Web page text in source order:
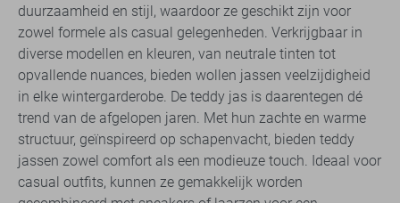
duurzaamheid en stijl, waardoor ze geschikt zijn voor
zowel formele als casual gelegenheden. Verkrijgbaar in
diverse modellen en kleuren, van neutrale tinten tot
opvallende nuances, bieden wollen jassen veelzijdigheid
in elke wintergarderobe. De teddy jas is daarentegen dé
trend van de afgelopen jaren. Met hun zachte en warme
structuur, geïnspireerd op schapenvacht, bieden teddy
jassen zowel comfort als een modieuze touch. Ideaal voor
casual outfits, kunnen ze gemakkelijk worden